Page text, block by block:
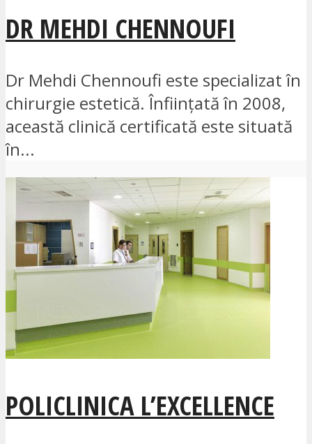
DR MEHDI CHENNOUFI
Dr Mehdi Chennoufi este specializat în
chirurgie estetică. Înființată în 2008,
această clinică certificată este situată
în...
POLICLINICA L’EXCELLENCE